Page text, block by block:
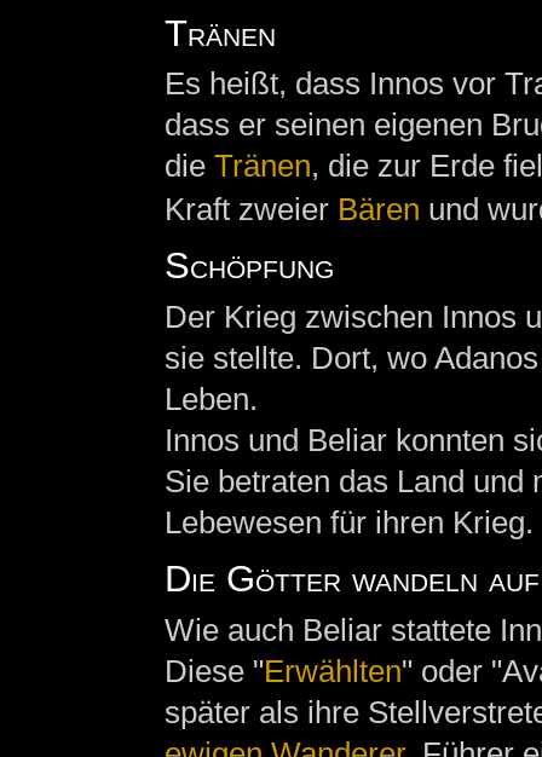
Tränen
Es heißt, dass Innos vor
dass er seinen eigenen
die Tränen, die zur Erde
Kraft zweier Bären und
Schöpfung
Der Krieg zwischen Innos
sie stellte. Dort, wo
Leben.
Innos und Beliar konnten
Sie betraten das Land und
Lebewesen für ihren Krieg.
Die Götter wandeln
Wie auch Beliar stattete
Diese "Erwählten" oder
später als ihre